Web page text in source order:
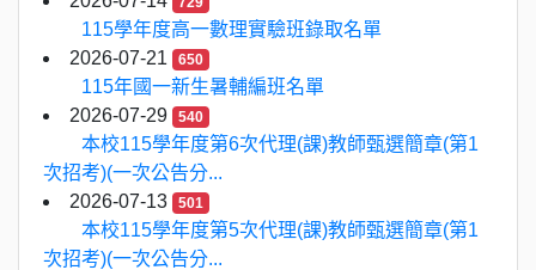
115學年度高一數理實驗班錄取名單
2026-07-21
650
115年國一新生暑輔編班名單
2026-07-29
540
本校115學年度第6次代理(課)教師甄選簡章(第1
次招考)(一次公告分...
2026-07-13
501
本校115學年度第5次代理(課)教師甄選簡章(第1
次招考)(一次公告分...